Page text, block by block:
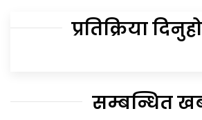
प्रतिक्रिया
सम्बन्धित